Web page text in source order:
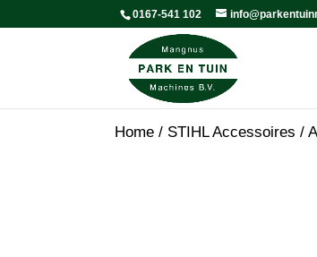
0167-541 102
Home / STIHL Accessoires /